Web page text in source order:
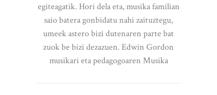
egiteagatik. Hori dela eta, musika familian
saio batera gonbidatu nahi zaituztegu,
umeek astero bizi dutenaren parte bat
zuok be bizi dezazuen. Edwin Gordon
musikari eta pedagogoaren Musika